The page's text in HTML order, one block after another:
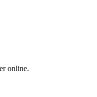
online.